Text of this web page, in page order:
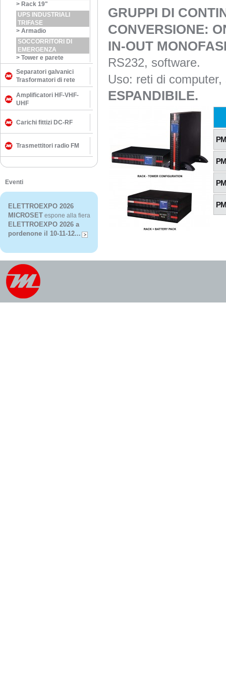
GRUPPI DI
CONVERSIONE:
IN-OUT
RS232, software.
Uso: reti di
ESPANDIBILE.
> Rack 19"
UPS INDUSTRIALI
TRIFASE
> Armadio
SOCCORRITORI DI
EMERGENZA
> Tower e parete
Separatori galvanici
Trasformatori di rete
Amplificatori HF-VHF-
UHF
Carichi fittizi DC-RF
Trasmettitori radio FM
Eventi
ELETTROEXPO 2026
MICROSET espone alla fiera
ELETTROEXPO 2026 a
pordenone il 10-11-12...